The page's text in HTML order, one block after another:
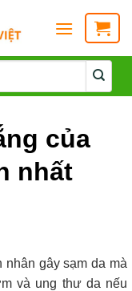
của
nhất
gây sạm da mà
và ung thư da nếu